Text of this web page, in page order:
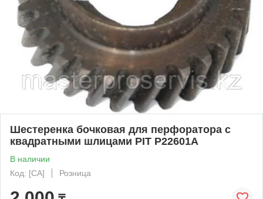
Шестеренка бочковая для перфоратора с
квадратными шлицами PIT P22601A
В наличии
Код: [CA]
Розница